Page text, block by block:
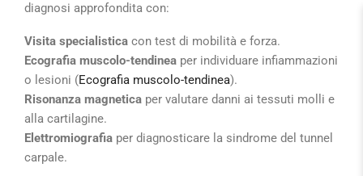
diagnosi approfondita con:
Visita specialistica con test di mobilità e forza.
Ecografia muscolo-tendinea per individuare infiammazioni
o lesioni (Ecografia muscolo-tendinea).
Risonanza magnetica per valutare danni ai tessuti molli e
alla cartilagine.
Elettromiografia per diagnosticare la sindrome del tunnel
carpale.